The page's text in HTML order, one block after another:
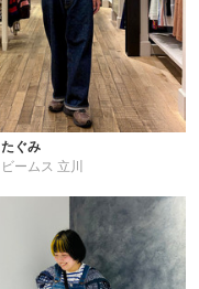
たぐみ
ビームス 立川